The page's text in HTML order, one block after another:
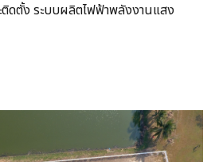
ดตั้ง ระบบผลิตไฟฟ้าพลังงานแสง